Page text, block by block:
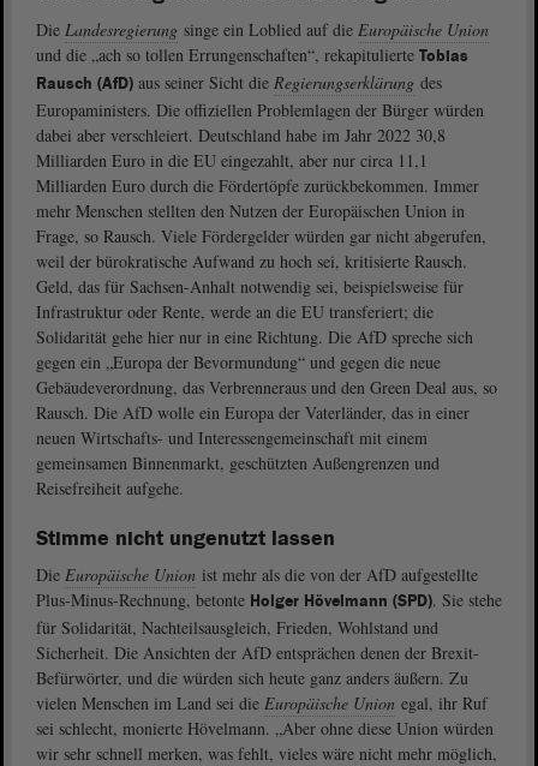
Die Landesregierung singe ein Loblied auf die Europäische Union
und die „ach so tollen Errungenschaften“, rekapitulierte Tobias
Rausch (AfD) aus seiner Sicht die Regierungserklärung des
Europaministers. Die offiziellen Problemlagen der Bürger würden
dabei aber verschleiert. Deutschland habe im Jahr 2022 30,8
Milliarden Euro in die EU eingezahlt, aber nur circa 11,1
Milliarden Euro durch die Fördertöpfe zurückbekommen. Immer
mehr Menschen stellten den Nutzen der Europäischen Union in
Frage, so Rausch. Viele Fördergelder würden gar nicht abgerufen,
weil der bürokratische Aufwand zu hoch sei, kritisierte Rausch.
Geld, das für Sachsen-Anhalt notwendig sei, beispielsweise für
Infrastruktur oder Rente, werde an die EU transferiert; die
Solidarität gehe hier nur in eine Richtung. Die AfD spreche sich
gegen ein „Europa der Bevormundung“ und gegen die neue
Gebäudeverordnung, das Verbrenneraus und den Green Deal aus, so
Rausch. Die AfD wolle ein Europa der Vaterländer, das in einer
neuen Wirtschafts- und Interessengemeinschaft mit einem
gemeinsamen Binnenmarkt, geschützten Außengrenzen und
Reisefreiheit aufgehe.
Stimme nicht ungenutzt lassen
Die Europäische Union ist mehr als die von der AfD aufgestellte
Plus-Minus-Rechnung, betonte Holger Hövelmann (SPD). Sie stehe
für Solidarität, Nachteilsausgleich, Frieden, Wohlstand und
Sicherheit. Die Ansichten der AfD entsprächen denen der Brexit-
Befürwörter, und die würden sich heute ganz anders äußern. Zu
vielen Menschen im Land sei die Europäische Union egal, ihr Ruf
sei schlecht, monierte Hövelmann. „Aber ohne diese Union würden
wir sehr schnell merken, was fehlt, vieles wäre nicht mehr möglich,